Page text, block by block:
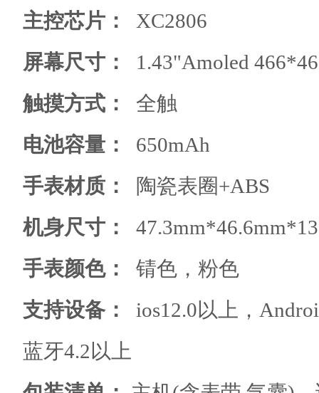
主控芯片 ：
XC2806
屏幕尺寸 ：
1.43"Amoled
触摸方式 ：
全触
电池容量 ：
650mAh
手表材质 ：
陶瓷表圈+ABS
机身尺寸 ：
手表颜色：
锖色，粉色
支持设备：
ios12.0以上，
蓝牙4.2以上